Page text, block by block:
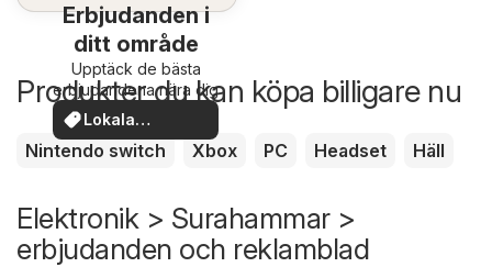
Erbjudanden i
ditt område
Upptäck de bästa
erbjudandena nära dig
Lokala
erbjudanden
Produkter du kan köpa billigare nu
Nintendo switch Xbox PC Headset Häll
Elektronik > Surahammar >
erbjudanden och reklamblad